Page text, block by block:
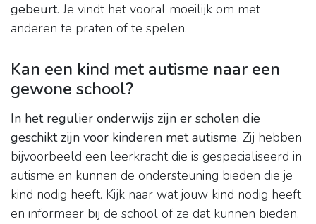
gebeurt. Je vindt het vooral moeilijk om met
anderen te praten of te spelen.
Kan een kind met autisme naar een
gewone school?
In het regulier onderwijs zijn er scholen die
geschikt zijn voor kinderen met autisme. Zij hebben
bijvoorbeeld een leerkracht die is gespecialiseerd in
autisme en kunnen de ondersteuning bieden die je
kind nodig heeft. Kijk naar wat jouw kind nodig heeft
en informeer bij de school of ze dat kunnen bieden.